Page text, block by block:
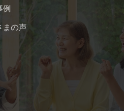
例
まの声